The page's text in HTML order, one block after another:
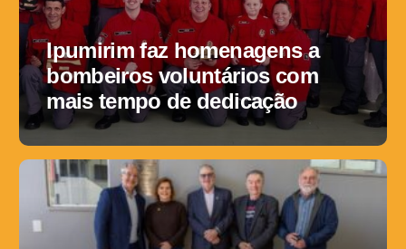
Ipumirim faz homenagens a
bombeiros voluntários com
mais tempo de dedicação